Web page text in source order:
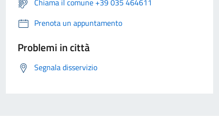
Chiama il comune +39 035 464611
Prenota un appuntamento
Problemi in città
Segnala disservizio